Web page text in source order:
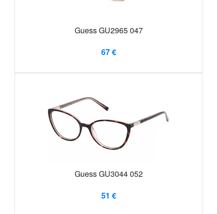
Guess GU2965 047
67 €
Guess GU3044 052
51 €